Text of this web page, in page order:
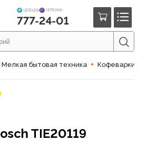
+375 (29) +375 (44)
777-24-01
Мелкая бытовая техника Кофеварки
TIE20119